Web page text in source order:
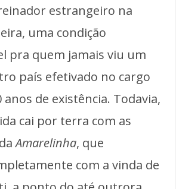
estrangeiro na
uma condição
pra quem jamais viu um
país efetivado no cargo
anos de existência. Todavia,
cai por terra com as
Amarelinha, que
com a vinda de